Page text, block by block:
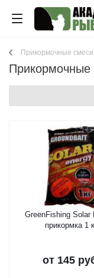
Прикормочные смеси
Прикормочные
GreenFishing Solar
прикормка 1
от 145